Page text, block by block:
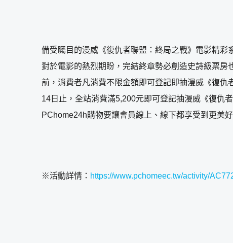
備受矚目的漫威《復仇者聯盟：終局之戰》電影精
對於電影的熱烈期盼，完結終章勢必創造史詩級票
前，消費者凡消費不限金額即可登記即抽漫威《復
14日止，全站消費滿5,200元即可登記抽漫威《復仇
PChome24h購物要讓會員線上、線下都享受到更美好
※活動詳情： https://www.pchomeec.tw/activity/